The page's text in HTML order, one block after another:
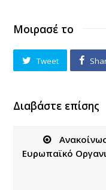
Μοιρασέ το
Tweet
Διαβάστε επίσης
Ευρωπαϊκό